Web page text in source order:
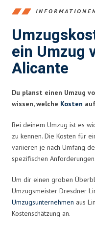
ein Umzug
Alicante
Du planst einen Umzug
wissen, welche Kosten
Bei deinem Umzug ist es
zu kennen. Die Kosten für
variieren je nach Umfang
spezifischen Anforderungen.
Um dir einen groben
Umzugsmeister Dresdner
Umzugsunternehmen aus
Kostenschätzung an.